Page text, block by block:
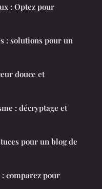
: Optez pour
: solutions pour un
douce et
: décryptage et
pour un blog de
comparez pour